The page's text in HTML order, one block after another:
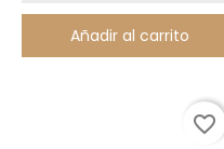
Añadir al carrito
favorite_border